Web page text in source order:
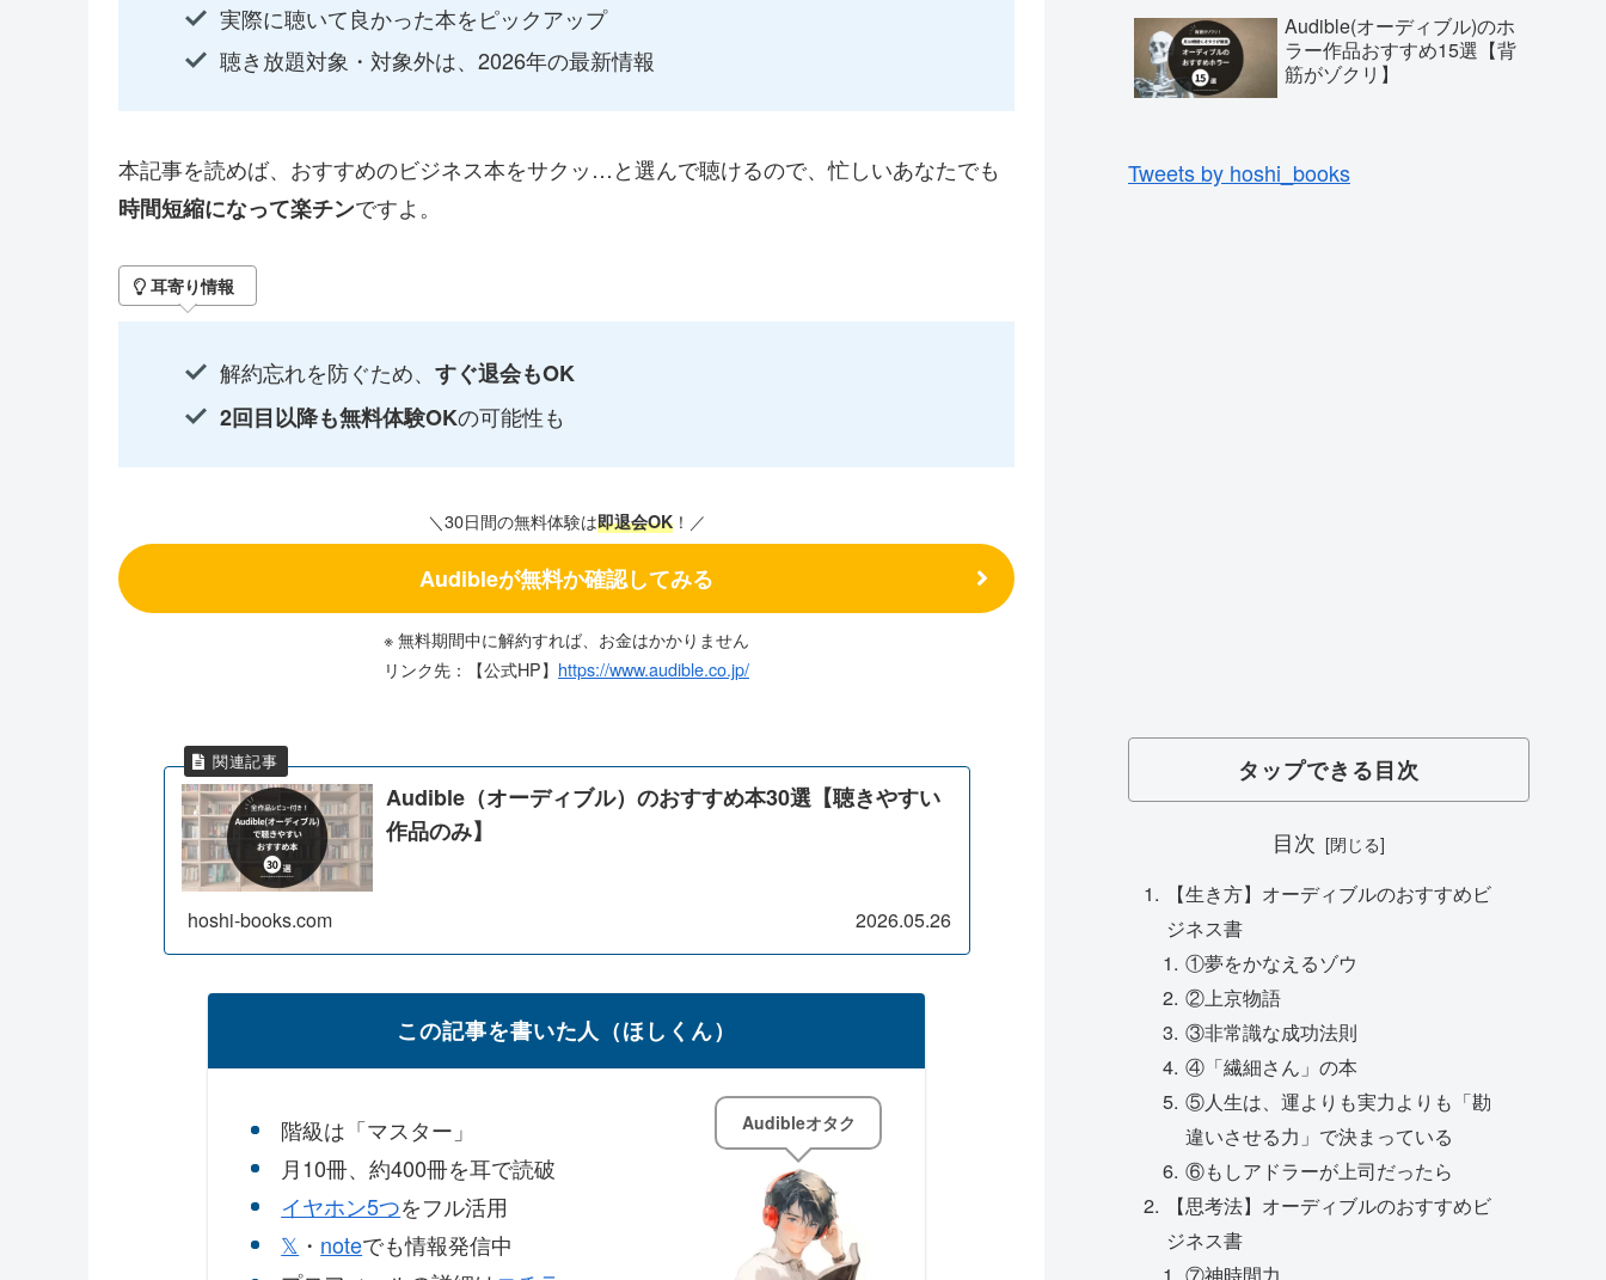
実際に聴いて良かった本をピックアップ
聴き放題対象・対象外は、2026年の最新情報
本記事を読めば、おすすめのビジネス本をサクッ…と選んで聴けるので、忙しいあなたでも
時間短縮になって楽チンですよ。
耳寄り情報
解約忘れを防ぐため、 すぐ退会もOK
2回目以降も無料体験OKの可能性も
＼30日間の無料体験は即退会OK！／
Audibleが無料か確認してみる
※ 無料期間中に解約すれば、お金はかかりません
リンク先：【公式HP】 https://www.audible.co.jp/
Audible（オーディブル）のおすすめ本30選【聴きやすい
作品のみ】
hoshi-books.com 2026.05.26
この記事を書いた人（ほしくん）
階級は「マスター」
月10冊、約400冊を耳で読破
イヤホン5つをフル活用
𝕏 ・ noteでも情報発信中
Audibleオタク
Audible(オーディブル)のホ
ラー作品おすすめ15選【背
筋がゾクリ】
Tweets by hoshi_books
タップできる目次
目次
【生き方】オーディブルのおすすめビ
ジネス書
①夢をかなえるゾウ
②上京物語
③非常識な成功法則
④「繊細さん」の本
⑤人生は、運よりも実力よりも「勘
違いさせる力」で決まっている
⑥もしアドラーが上司だったら
【思考法】オーディブルのおすすめビ
ジネス書
⑦神時間力